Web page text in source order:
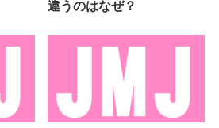
違うのはなぜ？